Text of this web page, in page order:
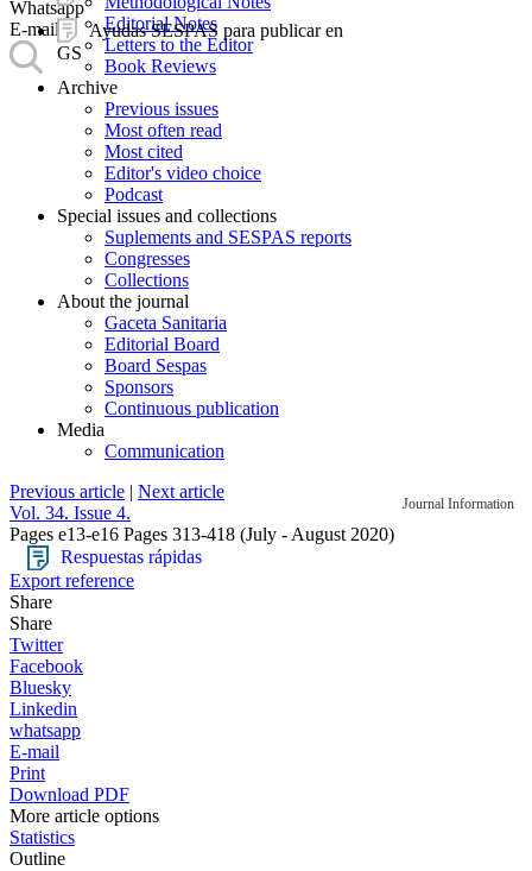
Ayudas SESPAS para publicar en
GS
Whatsapp
E-mail
Editorial Notes
Letters to the Editor
Book Reviews
Archive
Previous issues
Most often read
Most cited
Editor's video choice
Podcast
Special issues and collections
Suplements and SESPAS reports
Congresses
Collections
About the journal
Gaceta Sanitaria
Editorial Board
Board Sespas
Sponsors
Continuous publication
Media
Communication
Journal Information
Previous article | Next article
Vol. 34. Issue 4.
Pages e13-e16 Pages 313-418 (July - August 2020)
Respuestas rápidas
Export reference
Share
Share
Twitter
Facebook
Bluesky
Linkedin
whatsapp
E-mail
Print
Download PDF
More article options
Statistics
Outline